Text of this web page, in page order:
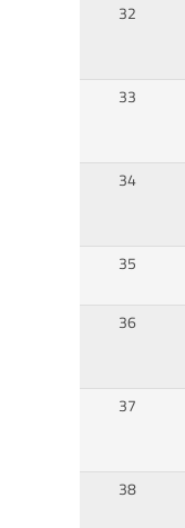
32
33
34
35
36
37
38